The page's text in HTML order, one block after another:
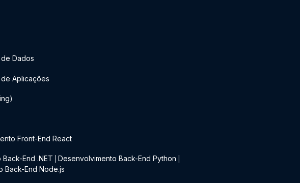
Dados
Aplicações
Front-End React
End .NET Desenvolvimento Back-End Python
Back-End Node.js